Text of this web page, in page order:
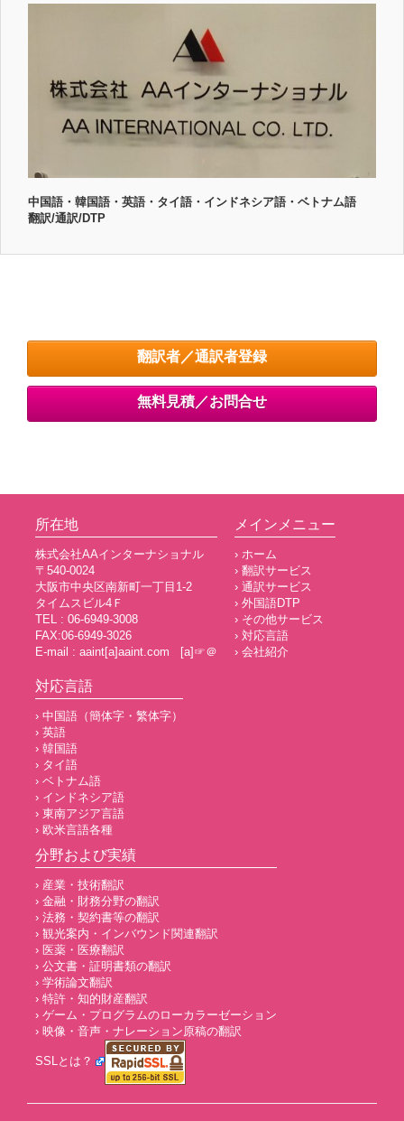
中国語・韓国語・英語・タイ語・インドネシア語・ベトナム語
翻訳/通訳/DTP
翻訳者／通訳者登録
無料見積／お問合せ
所在地
株式会社AAインターナショナル
〒540-0024
大阪市中央区南新町一丁目1-2
タイムスビル4Ｆ
TEL : 06-6949-3008
FAX:06-6949-3026
E-mail : aaint[a]aaint.com [a]☞＠
メインメニュー
› ホーム
› 翻訳サービス
› 通訳サービス
› 外国語DTP
› その他サービス
› 対応言語
› 会社紹介
対応言語
› 中国語（簡体字・繁体字）
› 英語
› 韓国語
› タイ語
› ベトナム語
› インドネシア語
› 東南アジア言語
› 欧米言語各種
分野および実績
› 産業・技術翻訳
› 金融・財務分野の翻訳
› 法務・契約書等の翻訳
› 観光案内・インバウンド関連翻訳
› 医薬・医療翻訳
› 公文書・証明書類の翻訳
› 学術論文翻訳
› 特許・知的財産翻訳
› ゲーム・プログラムのローカラーゼーション
› 映像・音声・ナレーション原稿の翻訳
SSLとは？